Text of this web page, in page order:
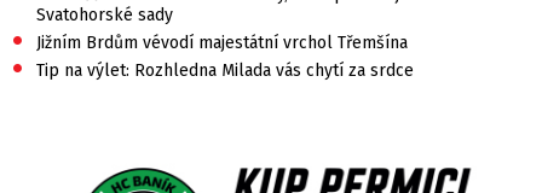
Svatohorské sady
• Jižním Brdům vévodí majestátní vrchol Třemšína
• Tip na výlet: Rozhledna Milada vás chytí za srdce